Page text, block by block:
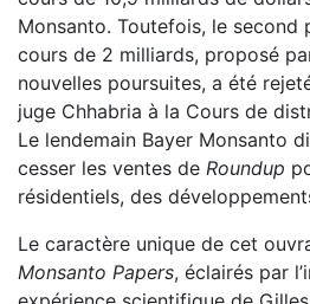
Monsanto. Toutefois, le second
cours de 2 milliards, proposé
nouvelles poursuites, a été
juge Chhabria à la Cours de
Le lendemain Bayer Monsanto
cesser les ventes de Roundup
résidentiels, des
Le caractère unique de cet
Monsanto Papers, éclairés par